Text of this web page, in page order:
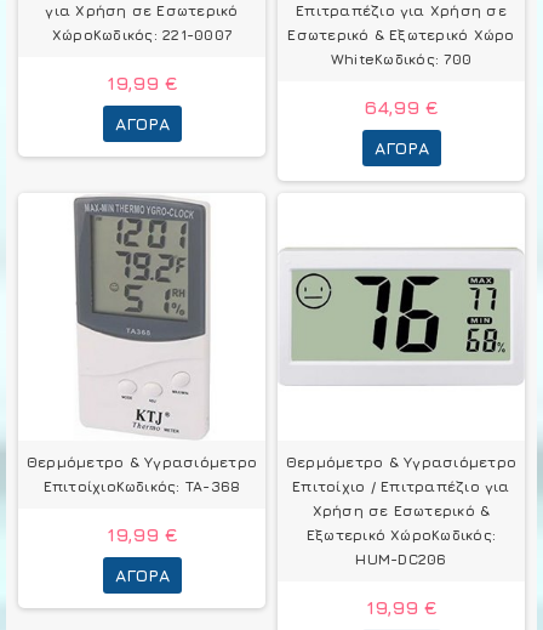
για Χρήση σε Εσωτερικό
ΧώροΚωδικός: 221-0007
19,99 €
ΑΓΟΡΆ
Επιτραπέζιο για Χρήση σε
Εσωτερικό & Εξωτερικό Χώρο
WhiteΚωδικός: 700
64,99 €
ΑΓΟΡΆ
Θερμόμετρo & Υγρασιόμετρo
ΕπιτοίχιοΚωδικός: TA-368
19,99 €
ΑΓΟΡΆ
Θερμόμετρo & Υγρασιόμετρo
Επιτοίχιο / Επιτραπέζιο για
Χρήση σε Εσωτερικό &
Εξωτερικό ΧώροΚωδικός:
HUM-DC206
19,99 €